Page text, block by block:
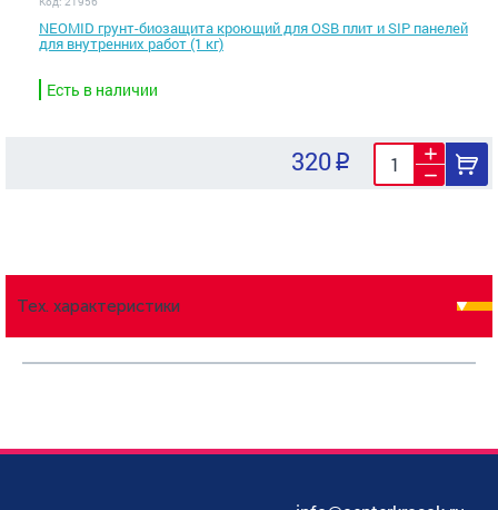
NEOMID грунт-биозащита кроющий для OSB плит и SIP панелей
для внутренних работ (1 кг)
Есть в наличии
320
Тех. характеристики